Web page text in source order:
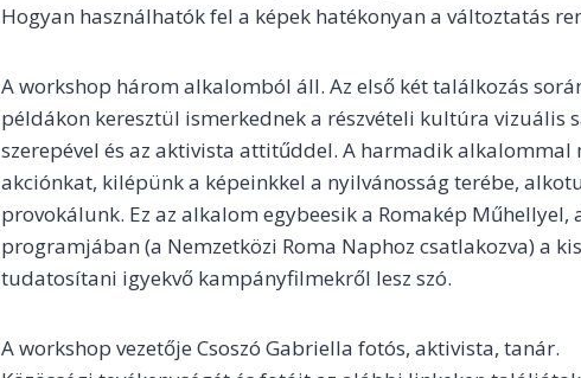
Hogyan használhatók fel a képek hatékonyan a változtatás
A workshop három alkalomból áll. Az első két találkozás
példákon keresztül ismerkednek a részvételi kultúra vizuális
szerepével és az aktivista attitűddel. A harmadik alkalommal
akciónkat, kilépünk a képeinkkel a nyilvánosság terébe,
provokálunk. Ez az alkalom egybeesik a Romakép Műhellyel,
programjában (a Nemzetközi Roma Naphoz csatlakozva) a
tudatosítani igyekvő kampányfilmekről lesz szó.
A workshop vezetője Csoszó Gabriella fotós, aktivista, tanár.